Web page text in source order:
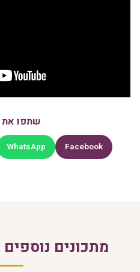
שתפו את
Facebook
WhatsApp
מתכונים